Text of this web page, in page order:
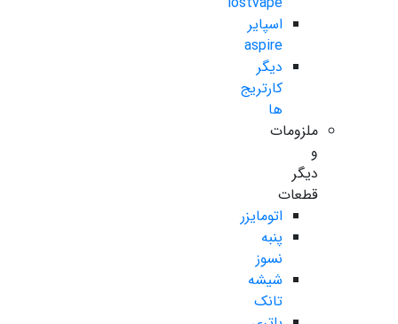
اسپایر
aspire
دیگر
کارتریج
ها
ملزومات
و
دیگر
قطعات
اتومایزر
پنبه
نسوز
شیشه
تانک